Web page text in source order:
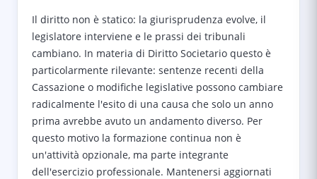
Il diritto non è statico: la giurisprudenza evolve, il
legislatore interviene e le prassi dei tribunali
cambiano. In materia di Diritto Societario questo è
particolarmente rilevante: sentenze recenti della
Cassazione o modifiche legislative possono cambiare
radicalmente l'esito di una causa che solo un anno
prima avrebbe avuto un andamento diverso. Per
questo motivo la formazione continua non è
un'attività opzionale, ma parte integrante
dell'esercizio professionale. Mantenersi aggiornati